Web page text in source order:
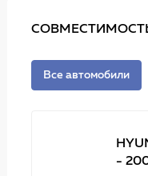
Все автомобили
-